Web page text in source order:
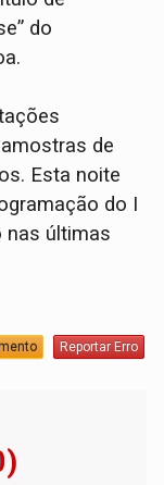
do
de
Esta noite
do I
nas últimas
Reportar Erro